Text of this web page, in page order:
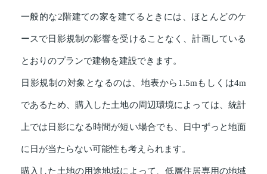
一般的な2階建ての家を建てるときには、ほとんどのケ
ースで日影規制の影響を受けることなく、計画している
とおりのプランで建物を建設できます。
日影規制の対象となるのは、地表から1.5mもしくは4m
であるため、購入した土地の周辺環境によっては、統計
上では日影になる時間が短い場合でも、日中ずっと地面
に日が当たらない可能性も考えられます。
購入した土地の用途地域によって、低層住居専用の地域